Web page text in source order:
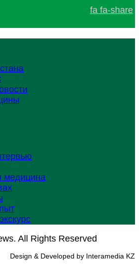
fa fa-share
медицина
All Rights Reserved
Design & Developed by Interamedia KZ